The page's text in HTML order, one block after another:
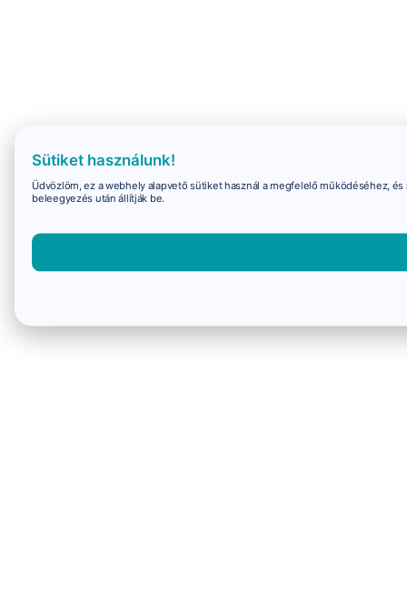
Sütiket használunk!
Üdvözlöm, ez a webhely alapvető sütiket használ a megfelelő működéséhez,
beleegyezés után állítják be.